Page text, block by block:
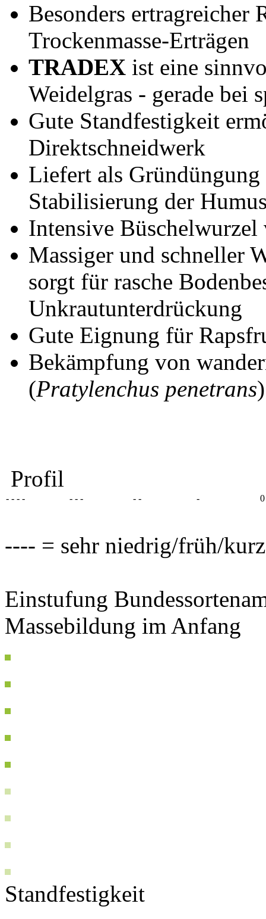
Besonders ertragreicher
Trockenmasse-Erträgen
TRADEX ist eine
Weidelgras - gerade bei
Gute Standfestigkeit
Direktschneidwerk
Liefert als
Stabilisierung der
Intensive
Massiger und schneller
sorgt für rasche
Unkrautunterdrückung
Gute Eignung für
Bekämpfung von
(Pratylenchus penetrans)
Profil
- - - - - - - - - - 0
---- = sehr niedrig/früh/
Einstufung
Massebildung im Anfang
Standfestigkeit